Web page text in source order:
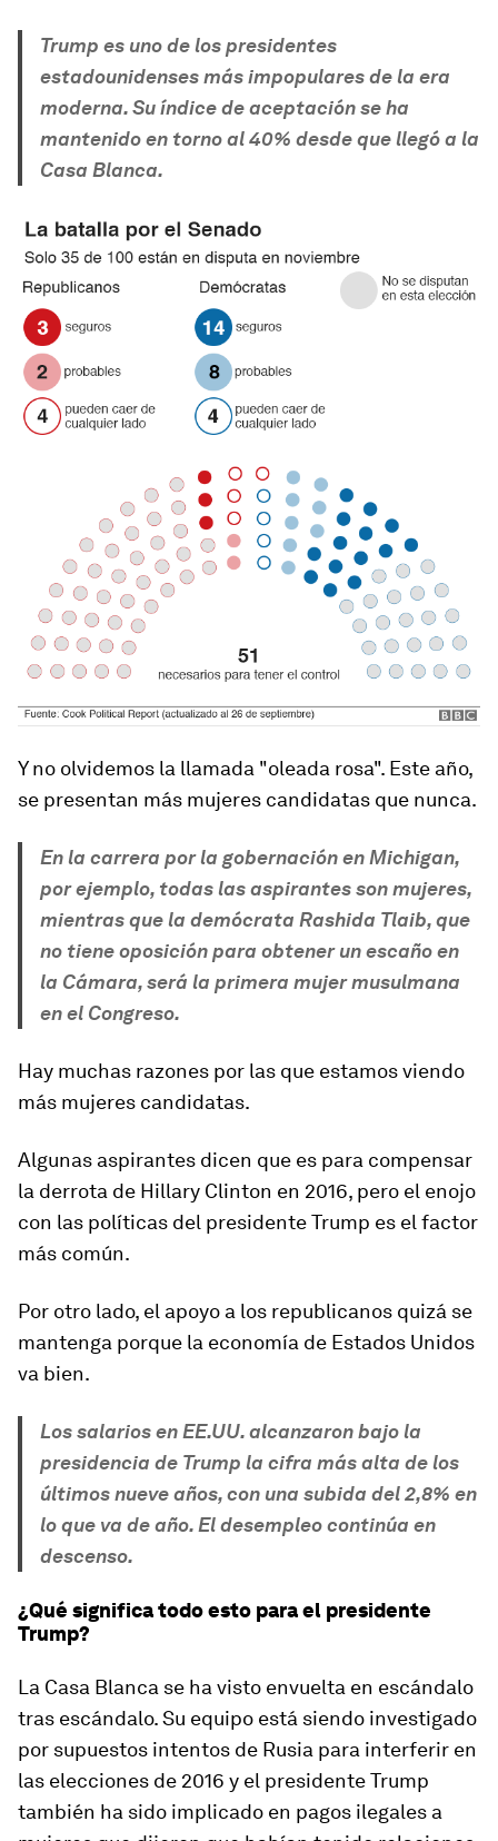
Trump es uno de los presidentes
estadounidenses más impopulares de la era
moderna. Su índice de aceptación se ha
mantenido en torno al 40% desde que llegó a la
Casa Blanca.
Y no olvidemos la llamada "oleada rosa". Este año,
se presentan más mujeres candidatas que nunca.
En la carrera por la gobernación en Michigan,
por ejemplo, todas las aspirantes son mujeres,
mientras que la demócrata Rashida Tlaib, que
no tiene oposición para obtener un escaño en
la Cámara, será la primera mujer musulmana
en el Congreso.
Hay muchas razones por las que estamos viendo
más mujeres candidatas.
Algunas aspirantes dicen que es para compensar
la derrota de Hillary Clinton en 2016, pero el enojo
con las políticas del presidente Trump es el factor
más común.
Por otro lado, el apoyo a los republicanos quizá se
mantenga porque la economía de Estados Unidos
va bien.
Los salarios en EE.UU. alcanzaron bajo la
presidencia de Trump la cifra más alta de los
últimos nueve años, con una subida del 2,8% en
lo que va de año. El desempleo continúa en
descenso.
¿Qué significa todo esto para el presidente
Trump?
La Casa Blanca se ha visto envuelta en escándalo
tras escándalo. Su equipo está siendo investigado
por supuestos intentos de Rusia para interferir en
las elecciones de 2016 y el presidente Trump
también ha sido implicado en pagos ilegales a